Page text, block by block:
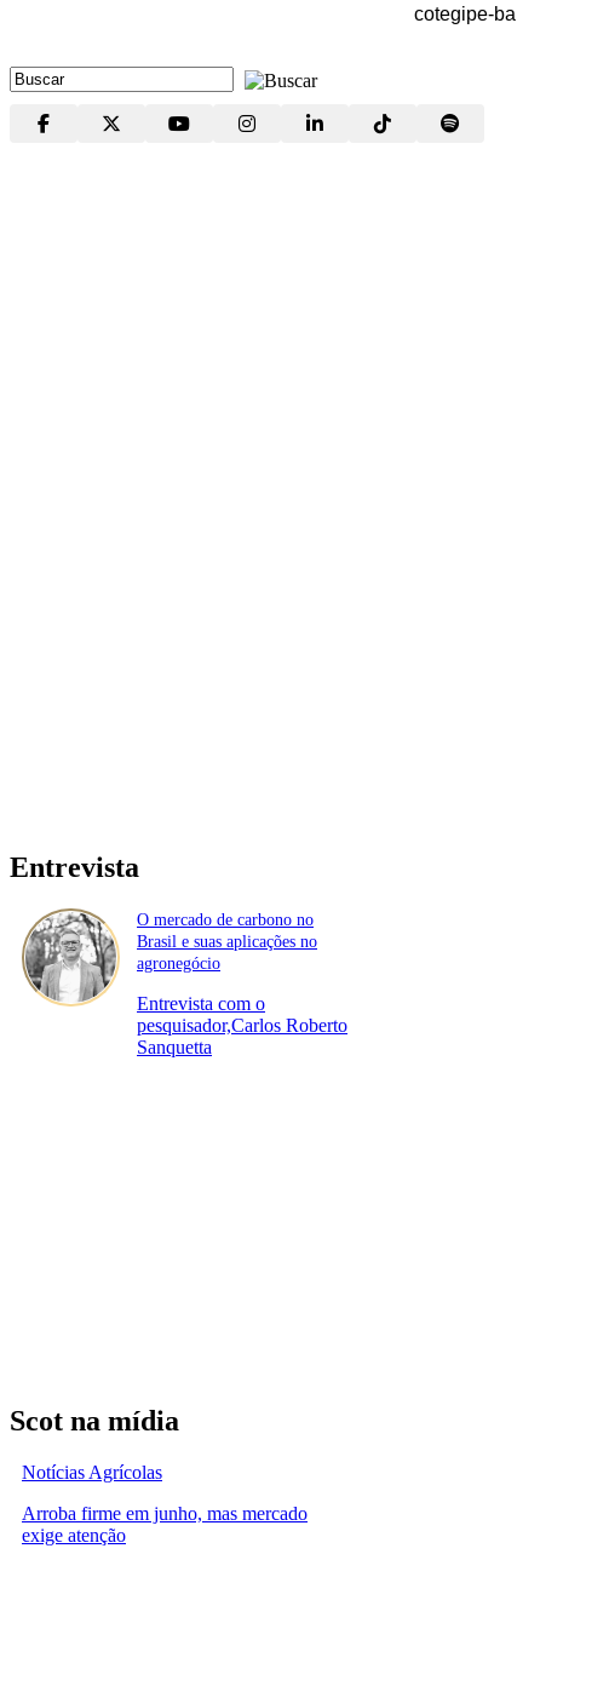
Entrevista
O mercado de carbono no
Brasil e suas aplicações no
agronegócio
Entrevista com o
pesquisador,Carlos Roberto
Sanquetta
Scot na mídia
Notícias Agrícolas
Arroba firme em junho, mas mercado
exige atenção